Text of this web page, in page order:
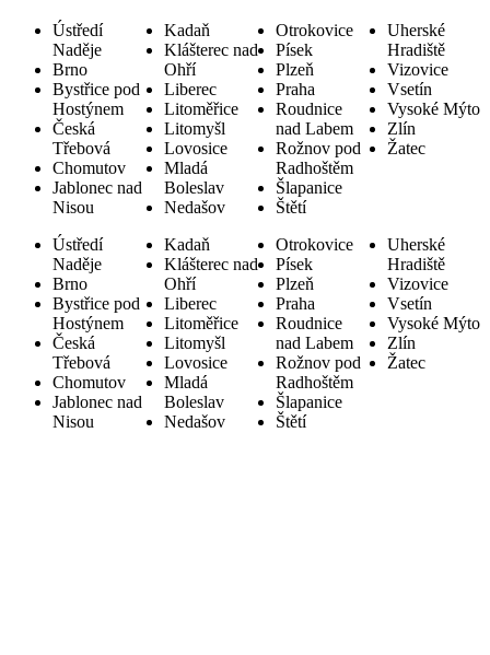
Ústředí
Naděje
Brno
Bystřice pod
Hostýnem
Česká
Třebová
Chomutov
Jablonec nad
Nisou
Kadaň
Klášterec nad
Ohří
Liberec
Litoměřice
Litomyšl
Lovosice
Mladá
Boleslav
Nedašov
Otrokovice
Písek
Plzeň
Praha
Roudnice
nad Labem
Rožnov pod
Radhoštěm
Šlapanice
Štětí
Uherské
Hradiště
Vizovice
Vsetín
Vysoké Mýto
Zlín
Žatec
Ústředí
Naděje
Brno
Bystřice pod
Hostýnem
Česká
Třebová
Chomutov
Jablonec nad
Nisou
Kadaň
Klášterec nad
Ohří
Liberec
Litoměřice
Litomyšl
Lovosice
Mladá
Boleslav
Nedašov
Otrokovice
Písek
Plzeň
Praha
Roudnice
nad Labem
Rožnov pod
Radhoštěm
Šlapanice
Štětí
Uherské
Hradiště
Vizovice
Vsetín
Vysoké Mýto
Zlín
Žatec